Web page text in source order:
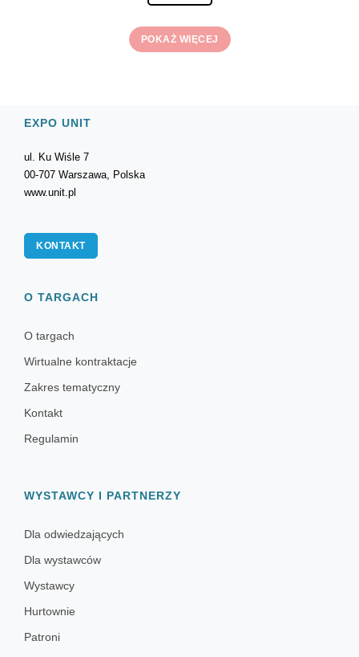
POKAŻ WIĘCEJ
EXPO UNIT
ul. Ku Wiśle 7
00-707 Warszawa, Polska
www.unit.pl
KONTAKT
O TARGACH
O targach
Wirtualne kontraktacje
Zakres tematyczny
Kontakt
Regulamin
WYSTAWCY I PARTNERZY
Dla odwiedzających
Dla wystawców
Wystawcy
Hurtownie
Patroni